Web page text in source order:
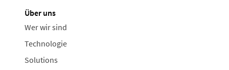
Über uns
Wer wir sind
Technologie
Solutions